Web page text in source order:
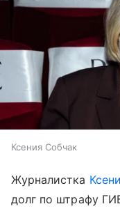
Ксения Собчак
Журналистка
долг по штрафу